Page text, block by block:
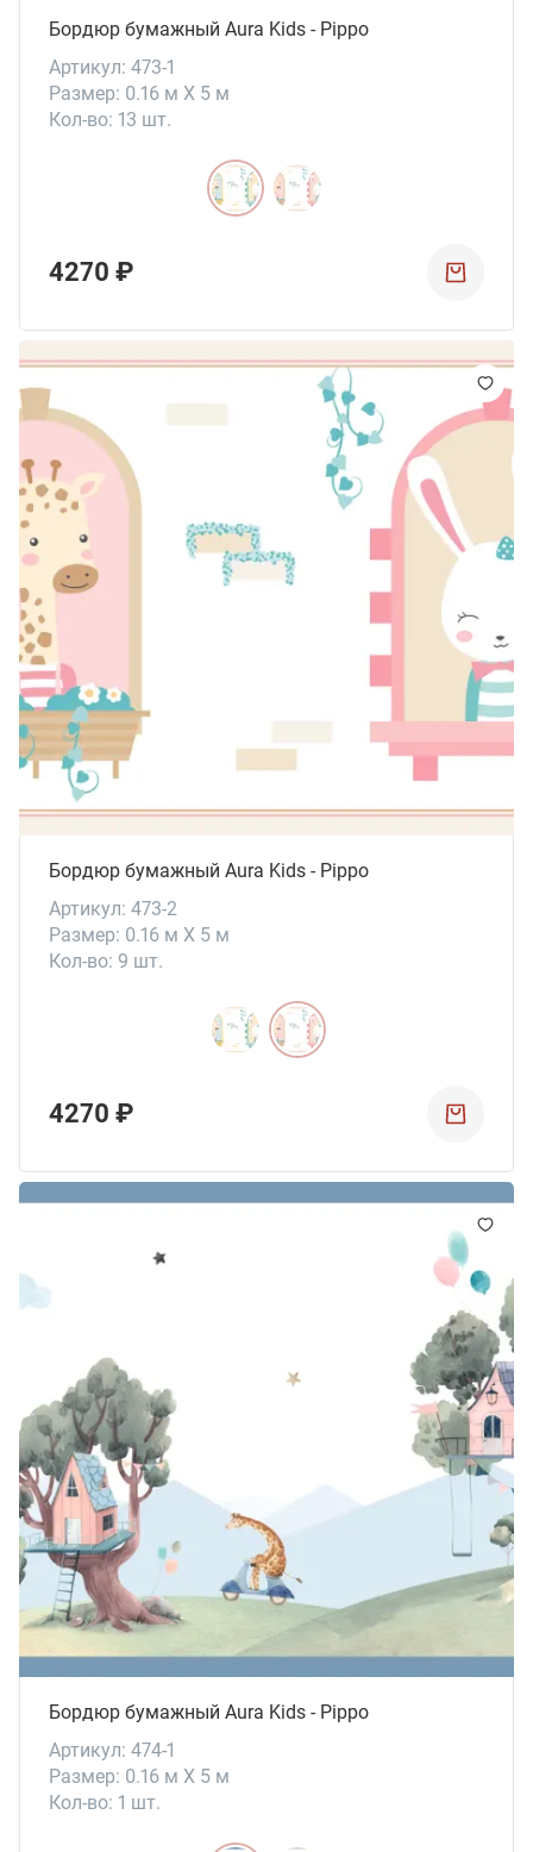
Бордюр бумажный Aura Kids - Pippo
Артикул: 473-1
Размер: 0.16 м X 5 м
Кол-во: 13 шт.
4270 ₽
Бордюр бумажный Aura Kids - Pippo
Артикул: 473-2
Размер: 0.16 м X 5 м
Кол-во: 9 шт.
4270 ₽
Бордюр бумажный Aura Kids - Pippo
Артикул: 474-1
Размер: 0.16 м X 5 м
Кол-во: 1 шт.